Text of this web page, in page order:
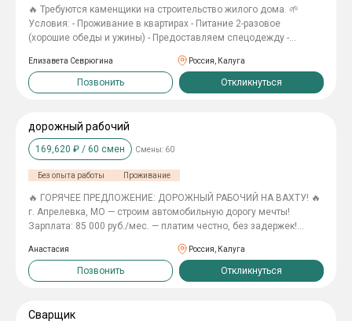
БЕСПЛАТНО
🔥 Требуются каменщики на строительство жилого дома. 🌱
Условия: - Проживание в квартирах - Питание 2-разовое
(хорошие обеды и ужины) - Предоставляем спецодежду -
Официальное трудоустройство по ТК РФ. - Вахта 60/30, график
7/0 по 11 часов. Откликайтесь на вакансию, и мы вам
перезвоним. Давайте вместе строить новое жилье!
Елизавета Севрюгина Россия, Калуга
Позвонить Откликнуться
дорожный рабочий
169,620 ₽ / 60 смен Смены: 60
Без опыта работы Проживание
🔥 ГОРЯЧЕЕ ПРЕДЛОЖЕНИЕ: ДОРОЖНЫЙ РАБОЧИЙ НА ВАХТУ! 🔥
г. Апрелевка, МО — строим автомобильную дорогу мечты!
Зарплата: 85 000 руб./мес. — платим честно, без задержек!
ПРО»: ✅ Официальное трудоустройство (ТК РФ — никаких
«серых» схем); ✅ Проживание в хостеле (чистое и уютное); ✅
Питание 2 раза в день (обед и ужин — сил хватит на всё); ✅
до вахты и обратно — или компенсация до 4 000 руб. ВАШИ
Анастасия Россия, Калуга
Позвонить Откликнуться
Сварщик